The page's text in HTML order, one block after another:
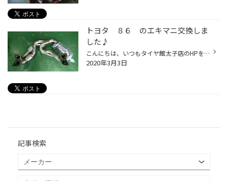
トヨタ ８６ のエキマニ交換しま
した♪
こんにちは、いつもタイヤ館太子店のHPをご覧いただきありがとうございます(^_-)-☆ 今日の作業日記は、トヨタのスポーツカー ８６ の排気系チューンです。 取付けたのは TRUST（トラスト）のエグゾーストマニホールド、通称 エキマニです。 正式な商品名は グレッディ スポーツキャタライザー EX.マ...
2020年3月3日
記事検索